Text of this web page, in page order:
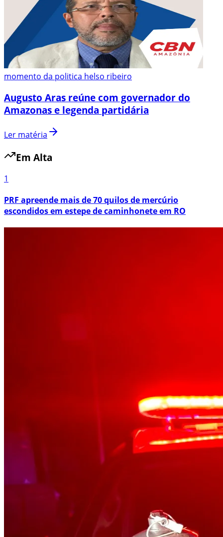
momento da politica helso ribeiro
Augusto Aras reúne com governador do
Amazonas e legenda partidária
Ler matéria
Em Alta
1
PRF apreende mais de 70 quilos de mercúrio
escondidos em estepe de caminhonete em RO